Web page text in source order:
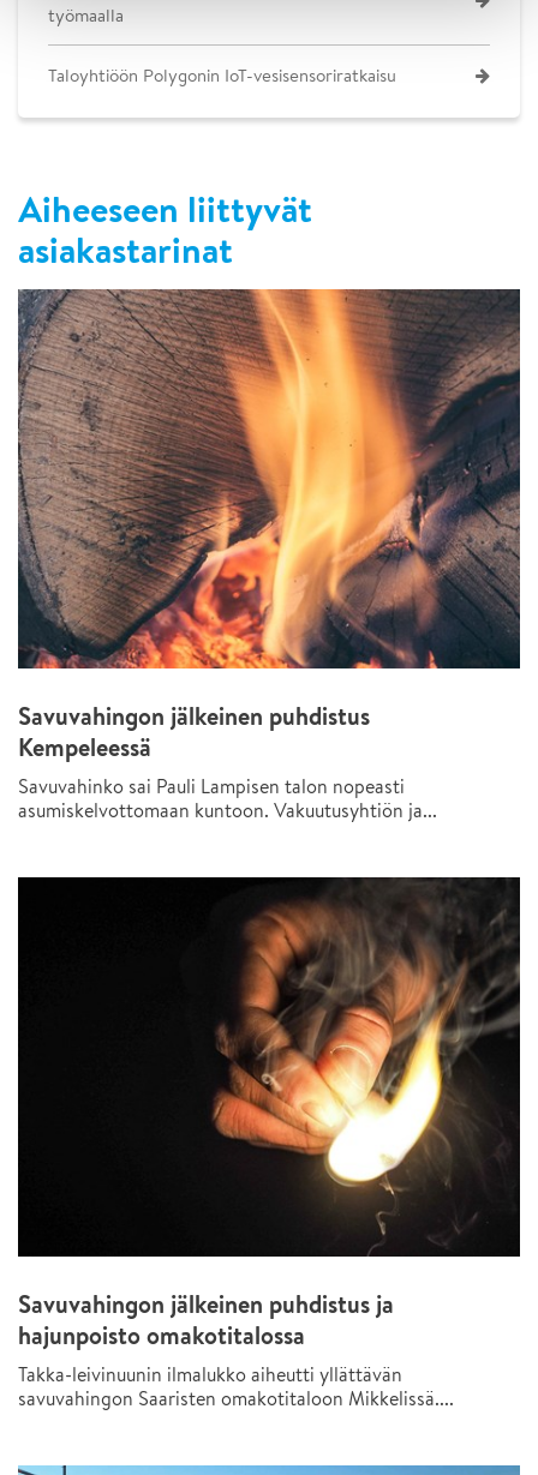
työmaalla
Taloyhtiöön Polygonin IoT-vesisensoriratkaisu
Aiheeseen liittyvät
asiakastarinat
Savuvahingon jälkeinen puhdistus
Kempeleessä
Savuvahinko sai Pauli Lampisen talon nopeasti
asumiskelvottomaan kuntoon. Vakuutusyhtiön ja...
Savuvahingon jälkeinen puhdistus ja
hajunpoisto omakotitalossa
Takka-leivinuunin ilmalukko aiheutti yllättävän
savuvahingon Saaristen omakotitaloon Mikkelissä....